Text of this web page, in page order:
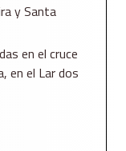
y Santa
en el cruce
en el Lar dos